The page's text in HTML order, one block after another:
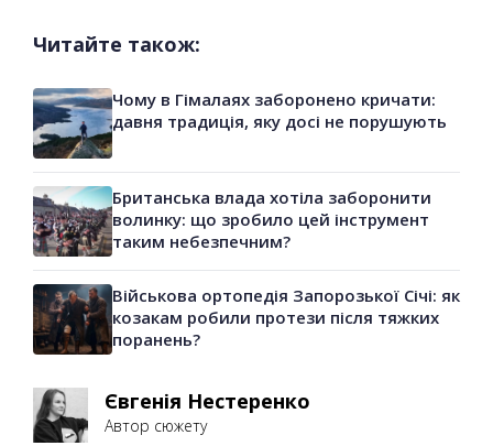
Читайте також:
Чому в Гімалаях заборонено кричати:
давня традиція, яку досі не порушують
Британська влада хотіла заборонити
волинку: що зробило цей інструмент
таким небезпечним?
Військова ортопедія Запорозької Січі: як
козакам робили протези після тяжких
поранень?
Євгенія Нестеренко
Автор сюжету